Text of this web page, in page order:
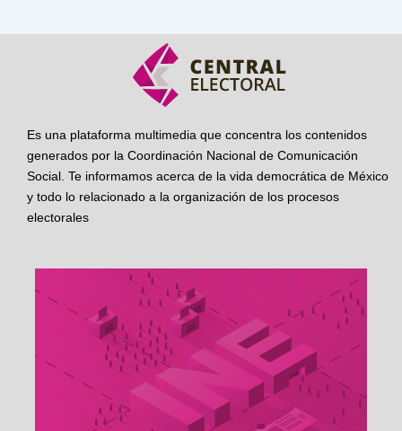
Es una plataforma multimedia que concentra los contenidos
generados por la Coordinación Nacional de Comunicación
Social. Te informamos acerca de la vida democrática de México
y todo lo relacionado a la organización de los procesos
electorales